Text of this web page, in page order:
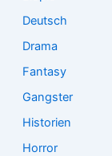
Deutsch
Drama
Fantasy
Gangster
Historien
Horror